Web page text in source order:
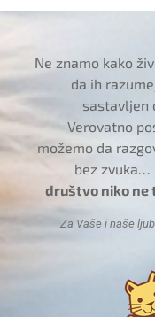
Ne znamo kako
da ih
sastavljen
Verovatno
možemo da
bez zvuka…
društvo niko ne
Za Vaše i naše